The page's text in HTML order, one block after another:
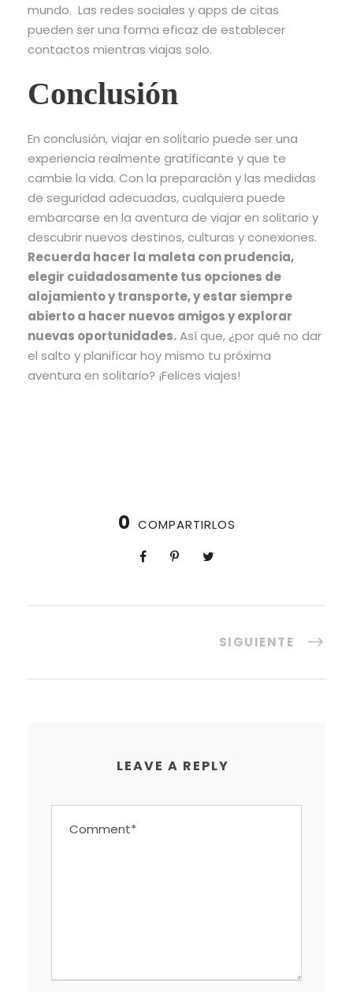
mundo. Las redes sociales y apps de citas
pueden ser una forma eficaz de establecer
contactos mientras viajas solo.
Conclusión
En conclusión, viajar en solitario puede ser una
experiencia realmente gratificante y que te
cambie la vida. Con la preparación y las medidas
de seguridad adecuadas, cualquiera puede
embarcarse en la aventura de viajar en solitario y
descubrir nuevos destinos, culturas y conexiones.
Recuerda hacer la maleta con prudencia,
elegir cuidadosamente tus opciones de
alojamiento y transporte, y estar siempre
abierto a hacer nuevos amigos y explorar
nuevas oportunidades.Así que, ¿por qué no dar
el salto y planificar hoy mismo tu próxima
aventura en solitario? ¡Felices viajes!
0 COMPARTIRLOS
SIGUIENTE
LEAVE A REPLY